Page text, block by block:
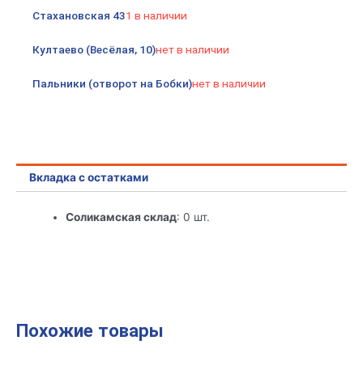
Стахановская 431 в наличии
Култаево (Весёлая, 10)нет в наличии
Пальники (отворот на Бобки)нет в наличии
Вкладка с остатками
Соликамская склад: 0 шт.
Похожие товары